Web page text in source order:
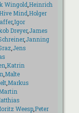
Wingold Heinrich
Hive Mind Holger
,Igor
Dreyer,James
,Janning
Jens
Katrin
Malte
, Markus
Weesp, Peter